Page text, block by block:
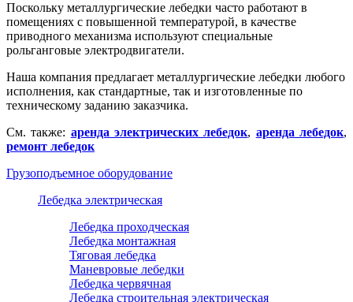
Поскольку металлургические лебедки часто работают в
помещениях с повышенной температурой, в качестве
приводного механизма используют специальные
рольганговые электродвигатели.
Наша компания предлагает металлургические лебедки любого
исполнения, как стандартные, так и изготовленные по
техническому заданию заказчика.
См. также: аренда электрических лебедок, аренда лебедок,
ремонт лебедок
Грузоподъемное оборудование
Лебедка электрическая
Лебедка проходческая
Лебедка монтажная
Тяговая лебедка
Маневровые лебедки
Лебедка червячная
Лебедка строительная электрическая